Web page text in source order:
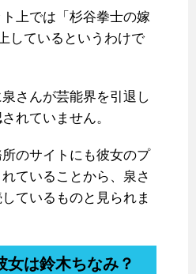
上では「杉谷拳士の嫁
しているというわけで
さんが芸能界を引退し
れていません。
のサイトにも彼女のプ
ていることから、泉さ
ているものと見られま
女は鈴木ちなみ？